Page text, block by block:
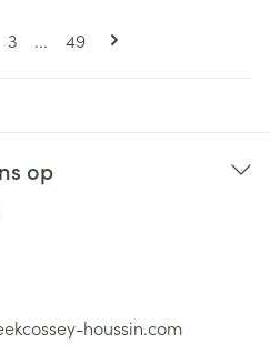
Pagina's
momenteel pagina
Pagina
3 ... Pagina
49
op
houssin.com